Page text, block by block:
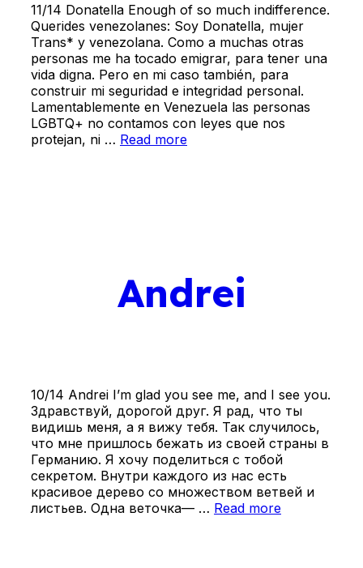
11/14 Donatella Enough of so much indifference.
Querides venezolanes: Soy Donatella, mujer
Trans* y venezolana. Como a muchas otras
personas me ha tocado emigrar, para tener una
vida digna. Pero en mi caso también, para
construir mi seguridad e integridad personal.
Lamentablemente en Venezuela las personas
LGBTQ+ no contamos con leyes que nos
protejan, ni … Read more
Andrei
10/14 Andrei I’m glad you see me, and I see you.
Здравствуй, дорогой друг. Я рад, что ты
видишь меня, а я вижу тебя. Так случилось,
что мне пришлось бежать из своей страны в
Германию. Я хочу поделиться с тобой
секретом. Внутри каждого из нас есть
красивое дерево со множеством ветвей и
листьев. Одна веточка— … Read more